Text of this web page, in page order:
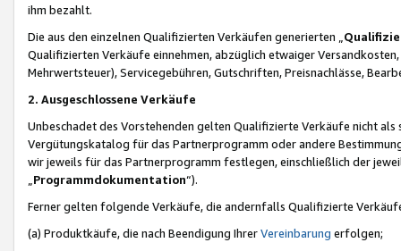
ihm bezahlt.
Die aus den einzelnen Qualifizierten Verkäufen generierten „
Qualifizierten Verkäufe einnehmen, abzüglich etwaiger
Mehrwertsteuer), Servicegebühren, Gutschriften, Preisnachlässe,
2. Ausgeschlossene Verkäufe
Unbeschadet des Vorstehenden gelten Qualifizierte Verkäufe nicht
Vergütungskatalog für das Partnerprogramm oder andere
wir jeweils für das Partnerprogramm festlegen, einschließlich der
Programmdokumentation“).
Ferner gelten folgende Verkäufe, die andernfalls Qualifizierte
(a) Produktkäufe, die nach Beendigung IhrerVereinbarung erfolgen;